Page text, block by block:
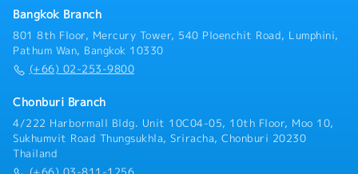
Bangkok Branch
801 8th Floor, Mercury Tower, 540 Ploenchit Road, Lumphini,
Pathum Wan, Bangkok 10330
(+66) 02-253-9800
Chonburi Branch
4/222 Harbormall Bldg. Unit 10C04-05, 10th Floor, Moo 10,
Sukhumvit Road Thungsukhla, Sriracha, Chonburi 20230
Thailand